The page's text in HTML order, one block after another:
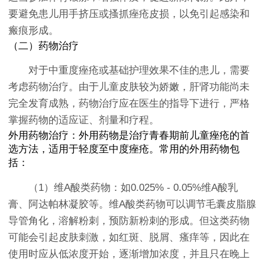
要避免患儿用手挤压或搔抓痤疮皮损，以免引起感染和
瘢痕形成。
（二）药物治疗
对于中重度痤疮或基础护理效果不佳的患儿，需要
考虑药物治疗。由于儿童皮肤较为娇嫩，肝肾功能尚未
完全发育成熟，药物治疗应在医生的指导下进行，严格
掌握药物的适应证、剂量和疗程。
外用药物治疗：外用药物是治疗青春期前儿童痤疮的首
选方法，适用于轻度至中度痤疮。常用的外用药物包
括：
（1）维A酸类药物：如0.025% - 0.05%维A酸乳
膏、阿达帕林凝胶等。维A酸类药物可以调节毛囊皮脂腺
导管角化，溶解粉刺，预防新粉刺的形成。但这类药物
可能会引起皮肤刺激，如红斑、脱屑、瘙痒等，因此在
使用时应从低浓度开始，逐渐增加浓度，并且只在晚上